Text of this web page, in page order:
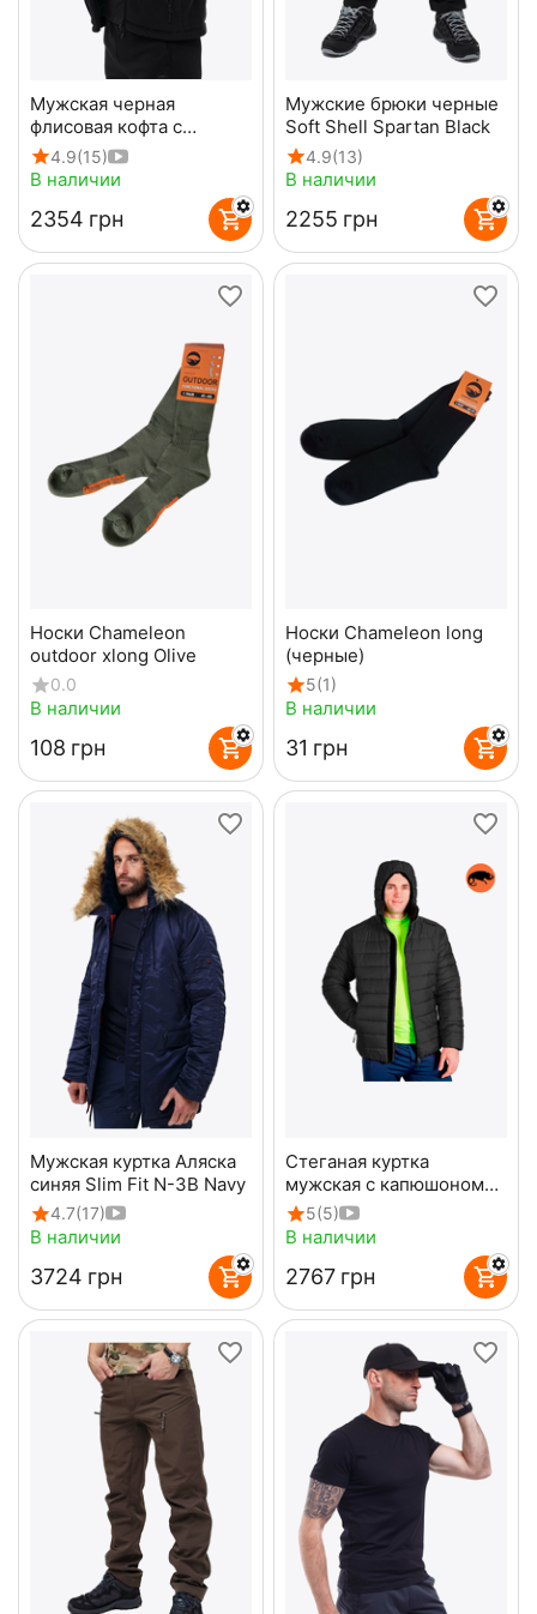
Мужская черная
флисовая кофта с
капюшоном Viking Black
4.9(15)
В наличии
‍2354‍ грн
Мужские брюки черные
Soft Shell Spartan Black
4.9(13)
В наличии
‍2255‍ грн
Носки Chameleon
outdoor xlong Olive
0.0
В наличии
‍108‍ грн
Носки Chameleon long
(черные)
5(1)
В наличии
‍31‍ грн
Мужская куртка Аляска
синяя Slim Fit N-3B Navy
4.7(17)
В наличии
‍3724‍ грн
Стеганая куртка
мужская с капюшоном
Maximus Black черная
5(5)
В наличии
‍2767‍ грн